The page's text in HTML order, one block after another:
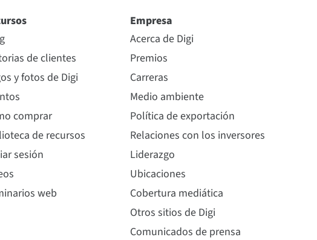
de clientes
y fotos de Digi
comprar
de recursos
sesión
web
Empresa
Acerca de Digi
Premios
Carreras
Medio ambiente
Política de exportación
Relaciones con los inversores
Liderazgo
Ubicaciones
Cobertura mediática
Otros sitios de Digi
Comunicados de prensa